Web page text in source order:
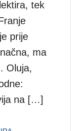
tek
prije
ma
Oluja,
na […]